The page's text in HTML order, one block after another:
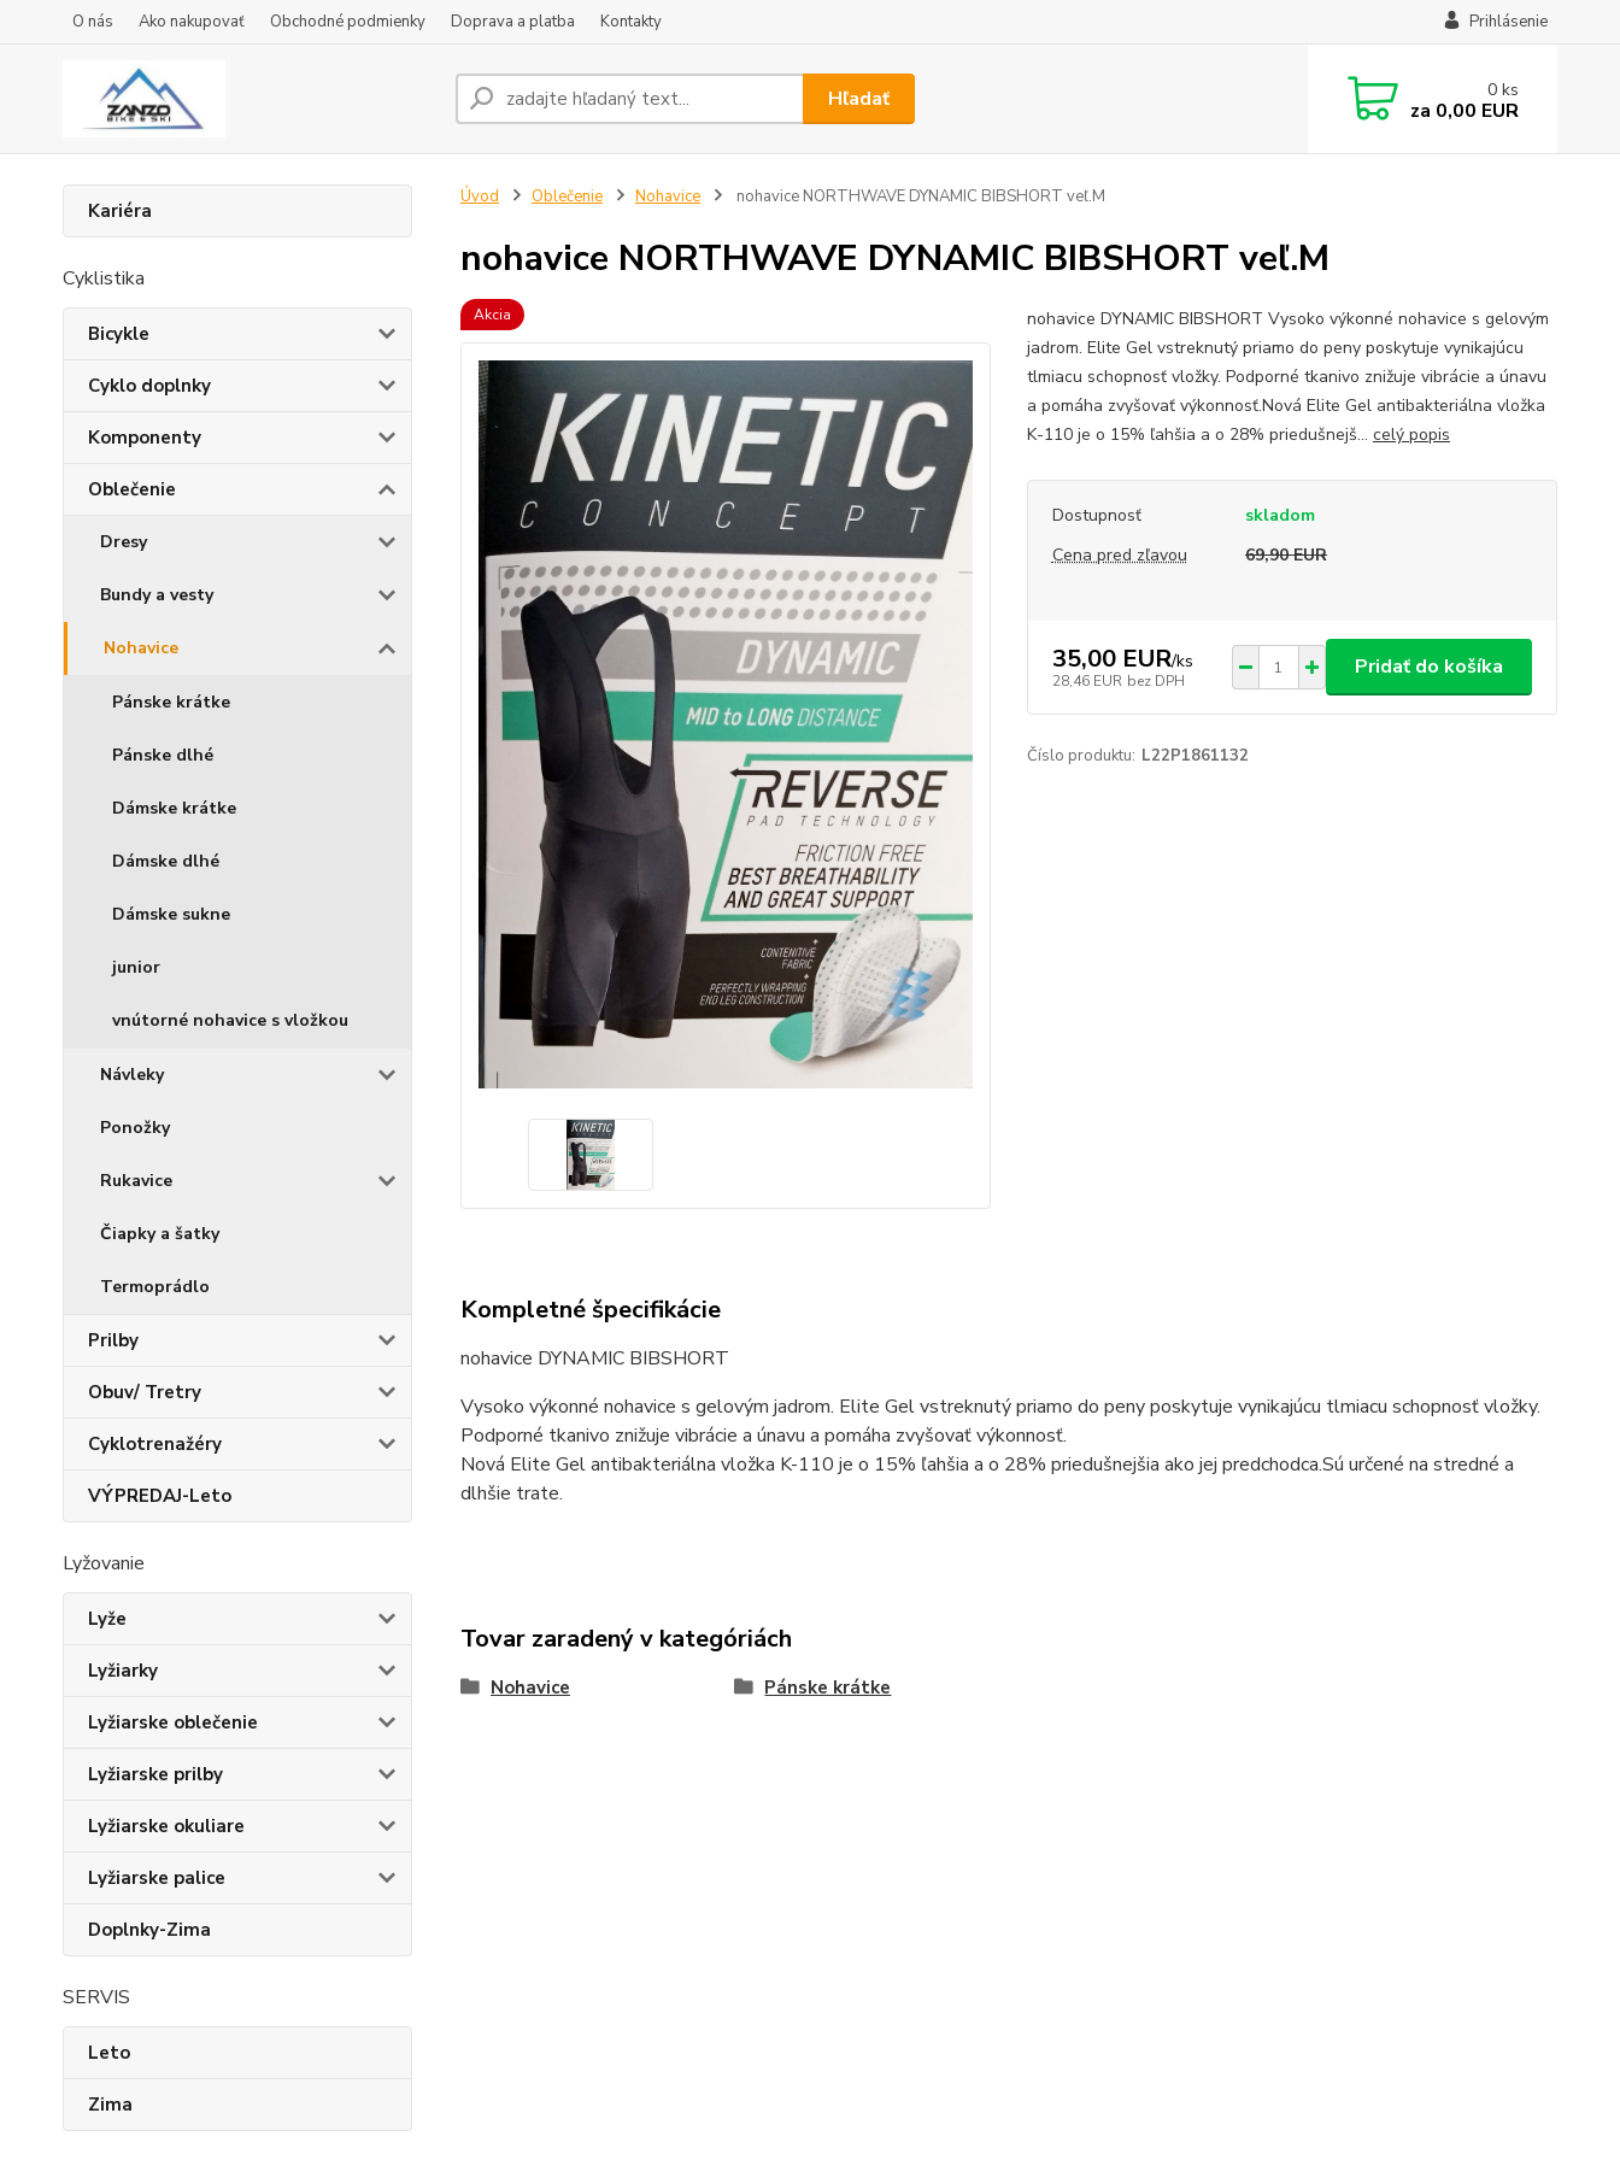
O nás Ako nakupovať Obchodné podmienky Doprava a platba Kontakty Prihlásenie
Hľadať 0 ks
za 0,00 EUR
Kariéra
Cyklistika
Bicykle
Cyklo doplnky
Komponenty
Oblečenie
Dresy
Bundy a vesty
Nohavice
Pánske krátke
Pánske dlhé
Dámske krátke
Dámske dlhé
Dámske sukne
junior
vnútorné nohavice s vložkou
Návleky
Ponožky
Rukavice
Čiapky a šatky
Termoprádlo
Prilby
Obuv/ Tretry
Cyklotrenažéry
VÝPREDAJ-Leto
Lyžovanie
Lyže
Lyžiarky
Lyžiarske oblečenie
Lyžiarske prilby
Lyžiarske okuliare
Lyžiarske palice
Doplnky-Zima
SERVIS
Leto
Zima
Úvod Oblečenie Nohavice nohavice NORTHWAVE DYNAMIC BIBSHORT veľ.M
nohavice NORTHWAVE DYNAMIC BIBSHORT veľ.M
Akcia
nohavice DYNAMIC BIBSHORT Vysoko výkonné nohavice s gelovým
jadrom. Elite Gel vstreknutý priamo do peny poskytuje vynikajúcu
tlmiacu schopnosť vložky. Podporné tkanivo znižuje vibrácie a únavu
a pomáha zvyšovať výkonnosť.Nová Elite Gel antibakteriálna vložka
K-110 je o 15% ľahšia a o 28% priedušnejš... celý popis
Dostupnosť
skladom
Cena pred zľavou
69,90 EUR
35,00 EUR/ks
28,46 EUR bez DPH
Pridať do košíka
Číslo produktu: L22P1861132
Kompletné špecifikácie
nohavice DYNAMIC BIBSHORT
Vysoko výkonné nohavice s gelovým jadrom. Elite Gel vstreknutý priamo do peny poskytuje vynikajúcu tlmiacu schopnosť vložky.
Podporné tkanivo znižuje vibrácie a únavu a pomáha zvyšovať výkonnosť.
Nová Elite Gel antibakteriálna vložka K-110 je o 15% ľahšia a o 28% priedušnejšia ako jej predchodca.Sú určené na stredné a
dlhšie trate.
Tovar zaradený v kategóriách
Nohavice Pánske krátke